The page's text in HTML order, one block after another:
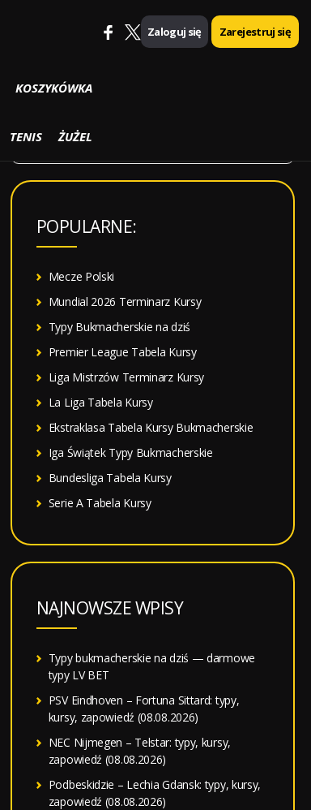
KOSZYKÓWKA
TENIS ŻUŻEL
Zaloguj się Zarejestruj się
SZUKAJ
k
POPULARNE:
Mecze Polski
Mundial 2026 Terminarz Kursy
Typy Bukmacherskie na dziś
Premier League Tabela Kursy
Liga Mistrzów Terminarz Kursy
La Liga Tabela Kursy
Ekstraklasa Tabela Kursy Bukmacherskie
Iga Świątek Typy Bukmacherskie
Bundesliga Tabela Kursy
Serie A Tabela Kursy
NAJNOWSZE WPISY
Typy bukmacherskie na dziś — darmowe
typy LV BET
PSV Eindhoven – Fortuna Sittard: typy,
kursy, zapowiedź (08.08.2026)
NEC Nijmegen – Telstar: typy, kursy,
zapowiedź (08.08.2026)
Podbeskidzie – Lechia Gdansk: typy, kursy,
zapowiedź (08.08.2026)